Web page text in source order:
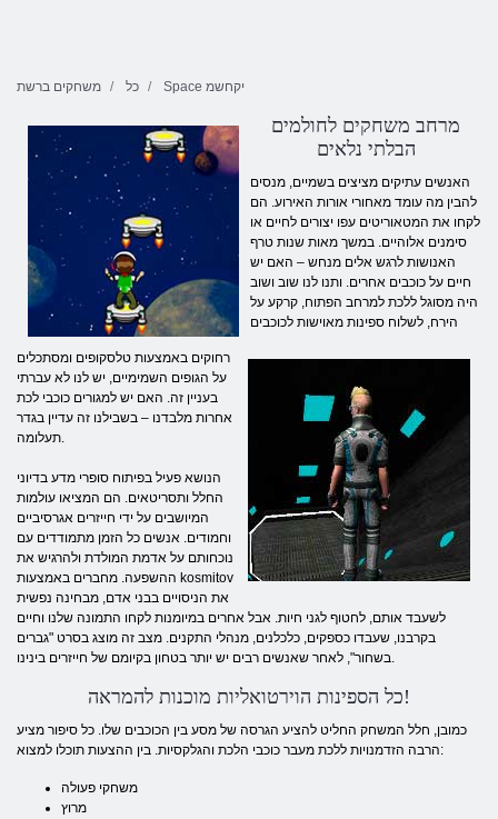
משחקים ברשת כל Space יקחשמ
מרחב משחקים לחולמים
הבלתי נלאים
האנשים עתיקים מציצים בשמיים, מנסים
להבין מה עומד מאחורי אורות האירוע. הם
לקחו את המטאוריטים עפו יצורים לחיים או
סימנים אלוהיים. במשך מאות שנות טרף
האנושות לרגש אלים מנחש – האם יש
חיים על כוכבים אחרים. ותנו לנו שוב ושוב
היה מסוגל ללכת למרחב הפתוח, קרקע על
הירח, לשלוח ספינות מאוישות לכוכבים
רחוקים באמצעות טלסקופים ומסתכלים
על הגופים השמימיים, יש לנו לא עברתי
בעניין זה. האם יש למגורים כוכבי לכת
אחרות מלבדנו – בשבילנו זה עדיין בגדר
תעלומה.
הנושא פעיל בפיתוח סופרי מדע בדיוני
החלל ותסריטאים. הם המציאו עולמות
המיושבים על ידי חייזרים אגרסיביים
וחמודים. אנשים כל הזמן מתמודדים עם
נוכחותם על אדמת המולדת ולהרגיש את
ההשפעה. מחברים באמצעות kosmitov
את הניסויים בבני אדם, מבחינה נפשית
לשעבד אותם, לחטוף לגני חיות. אבל אחרים במיומנות לקחו התמונה שלנו וחיים
בקרבנו, שעבדו כספקים, כלכלנים, מנהלי התקנים. מצב זה מוצג בסרט "גברים
בשחור", לאחר שאנשים רבים יש יותר בטחון בקיומם של חייזרים בינינו.
כל הספינות הוירטואליות מוכנות להמראה!
כמובן, חלל המשחק החליט להציע הגרסה של מסע בין הכוכבים שלו. כל סיפור מציע
הרבה הזדמנויות ללכת מעבר כוכבי הלכת והגלקסיות. בין ההצעות תוכלו למצוא:
משחקי פעולה
מרוץ